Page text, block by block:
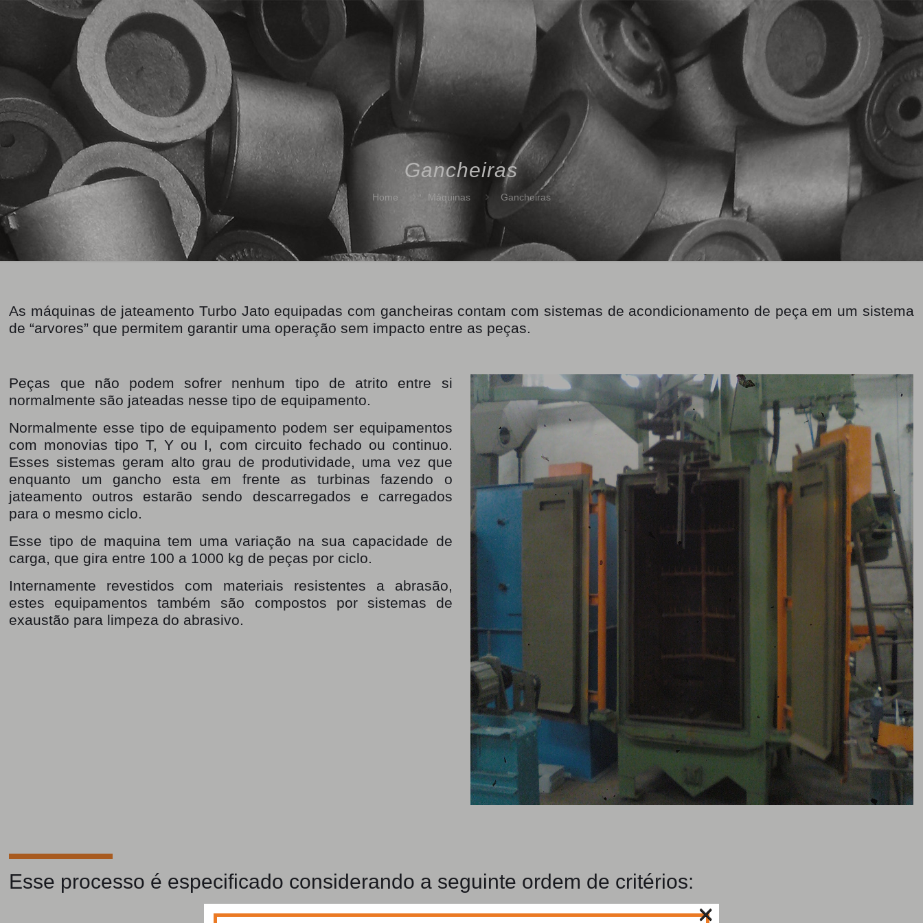
Gancheiras
Home Máquinas Gancheiras
As máquinas de jateamento Turbo Jato equipadas com gancheiras contam com sistemas de acondicionamento de peça em um sistema
de “arvores” que permitem garantir uma operação sem impacto entre as peças.
Peças que não podem sofrer nenhum tipo de atrito entre si
normalmente são jateadas nesse tipo de equipamento.
Normalmente esse tipo de equipamento podem ser equipamentos
com monovias tipo T, Y ou I, com circuito fechado ou continuo.
Esses sistemas geram alto grau de produtividade, uma vez que
enquanto um gancho esta em frente as turbinas fazendo o
jateamento outros estarão sendo descarregados e carregados
para o mesmo ciclo.
Esse tipo de maquina tem uma variação na sua capacidade de
carga, que gira entre 100 a 1000 kg de peças por ciclo.
Internamente revestidos com materiais resistentes a abrasão,
estes equipamentos também são compostos por sistemas de
exaustão para limpeza do abrasivo.
Esse processo é especificado considerando a seguinte ordem de critérios:
×